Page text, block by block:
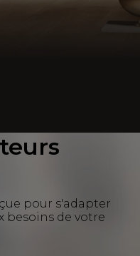
pour s'adapter
besoins de votre